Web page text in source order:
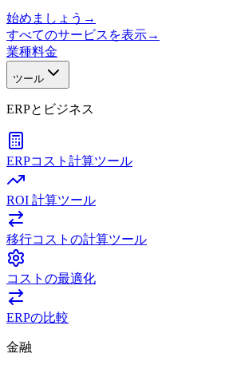
始めましょう →
すべてのサービスを表示→
業種料金
ツール
ERPとビジネス
ERPコスト計算ツール
ROI 計算ツール
移行コストの計算ツール
コストの最適化
ERPの比較
金融